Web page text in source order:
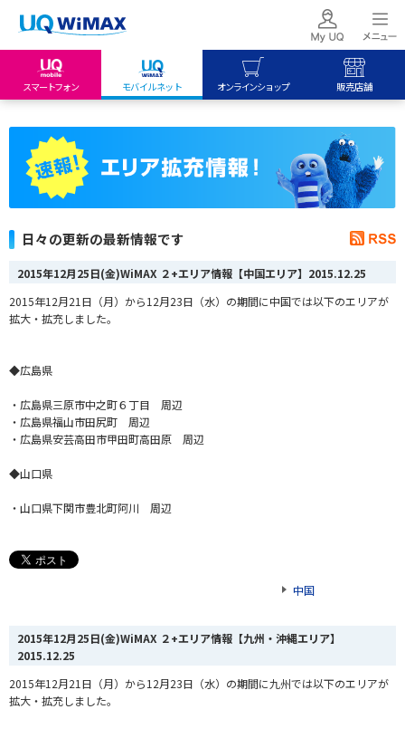
スマートフォン モバイルネット オンラインショップ 販売店舗
My UQ mobile
UQ mobile
UQ WiMAX
UQ WiMAX
日々の更新の最新情報です
2015年12月25日(金)WiMAX ２+エリア情報【中国エリア】 2015.12.25
2015年12月21日（月）から12月23日（水）の期間に中国では以下のエリアが
拡大・拡充しました。
◆広島県
・広島県三原市中之町６丁目 周辺
・広島県福山市田尻町 周辺
・広島県安芸高田市甲田町高田原 周辺
◆山口県
・山口県下関市豊北町阿川 周辺
中国
2015年12月25日(金)WiMAX ２+エリア情報【九州・沖縄エリア】
2015.12.25
2015年12月21日（月）から12月23日（水）の期間に九州では以下のエリアが
拡大・拡充しました。